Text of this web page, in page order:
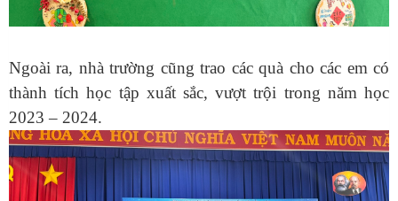
Ngoài ra, nhà trường cũng trao các quà cho các em có
thành tích học tập xuất sắc, vượt trội trong năm học
2023 – 2024.